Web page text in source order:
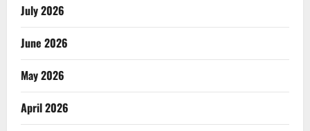
July 2026
June 2026
May 2026
April 2026